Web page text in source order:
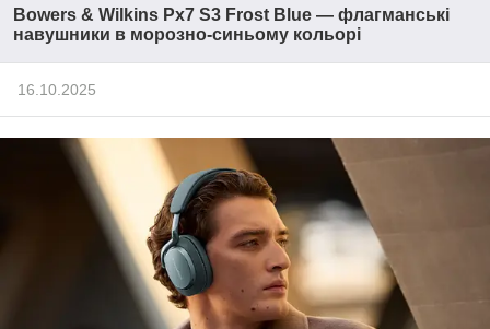
Bowers & Wilkins Px7 S3 Frost Blue — флагманські
навушники в морозно-синьому кольорі
16.10.2025